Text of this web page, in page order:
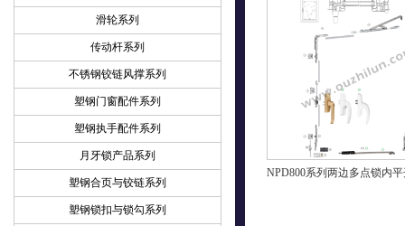
滑轮系列
传动杆系列
不锈钢铰链风撑系列
塑钢门窗配件系列
塑钢执手配件系列
月牙锁产品系列
塑钢合页与铰链系列
塑钢锁扣与锁勾系列
NPD800系列两边多点锁内